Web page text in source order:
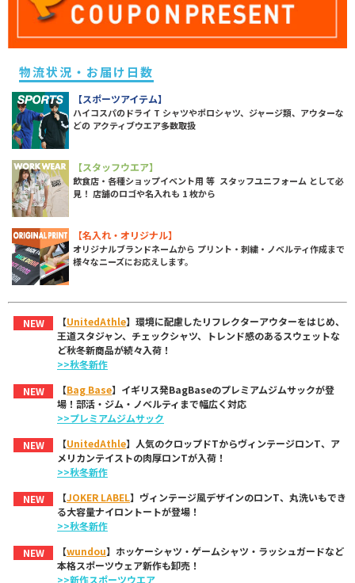
物流状況・お届け日数
【スポーツアイテム】
ハイコスパのドライ T シャツやポロシャツ、ジャージ類、アウターな
どの アクティブウエア多数取扱
【スタッフウエア】
飲食店・各種ショップイベント用 等 スタッフユニフォーム として必
見！ 店舗のロゴや名入れも 1 枚から
【名入れ・オリジナル】
オリジナルブランドネームから プリント・刺繍・ノベルティ作成まで
様々なニーズにお応えします。
NEW 【UnitedAthle】環境に配慮したリフレクターアウターをはじめ、
王道スタジャン、チェックシャツ、トレンド感のあるスウェットな
ど秋冬新商品が続々入荷！
>>秋冬新作
NEW
【Bag Base】イギリス発BagBaseのプレミアムジムサックが登
場！部活・ジム・ノベルティまで幅広く対応
>>プレミアムジムサック
NEW
【UnitedAthle】人気のクロップドTからヴィンテージロンT、ア
メリカンテイストの肉厚ロンTが入荷！
>>秋冬新作
NEW
【JOKER LABEL】ヴィンテージ風デザインのロンT、丸洗いもでき
る大容量ナイロントートが登場！
>>秋冬新作
NEW
【wundou】ホッケーシャツ・ゲームシャツ・ラッシュガードなど
本格スポーツウェア新作も卸売！
>>新作スポーツウエア